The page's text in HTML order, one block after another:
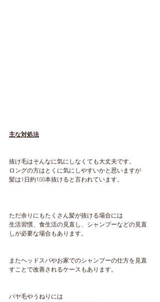
主な対処法
抜け毛はそんなに気にしなくても大丈夫です。
ロングの方はとくに気にしやすいかと思いますが
髪は1日約100本抜けると言われています。
ただ余りにもたくさん髪が抜ける場合には
生活習慣、食生活の見直し、シャンプーなどの見直
しが必要な場合もあります。
またヘッドスパやお家でのシャンプーの仕方を見直
すことで改善されるケースもあります。
パヤ毛やうねりには